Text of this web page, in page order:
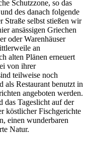
Schutzzone, so das
des danach folgende
Straße selbst stießen wir
ansässigen Griechen
oder Warenhäuser
an
alten Plänen erneuert
von ihrer
teilweise noch
als Restaurant benutzt in
angeboten werden.
das Tageslicht auf der
köstlicher Fischgerichte
einen wunderbaren
Natur.